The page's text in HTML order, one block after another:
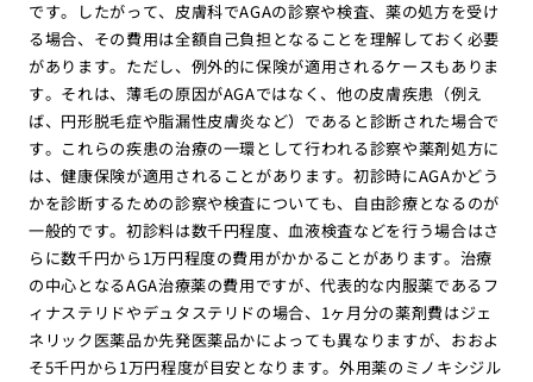
です。したがって、皮膚科でAGAの診察や検査、薬の処方を受け
る場合、その費用は全額自己負担となることを理解しておく必要
があります。ただし、例外的に保険が適用されるケースもありま
す。それは、薄毛の原因がAGAではなく、他の皮膚疾患（例え
ば、円形脱毛症や脂漏性皮膚炎など）であると診断された場合で
す。これらの疾患の治療の一環として行われる診察や薬剤処方に
は、健康保険が適用されることがあります。初診時にAGAかどう
かを診断するための診察や検査についても、自由診療となるのが
一般的です。初診料は数千円程度、血液検査などを行う場合はさ
らに数千円から1万円程度の費用がかかることがあります。治療
の中心となるAGA治療薬の費用ですが、代表的な内服薬であるフ
ィナステリドやデュタステリドの場合、1ヶ月分の薬剤費はジェ
ネリック医薬品か先発医薬品かによっても異なりますが、おおよ
そ5千円から1万円程度が目安となります。外用薬のミノキシジル